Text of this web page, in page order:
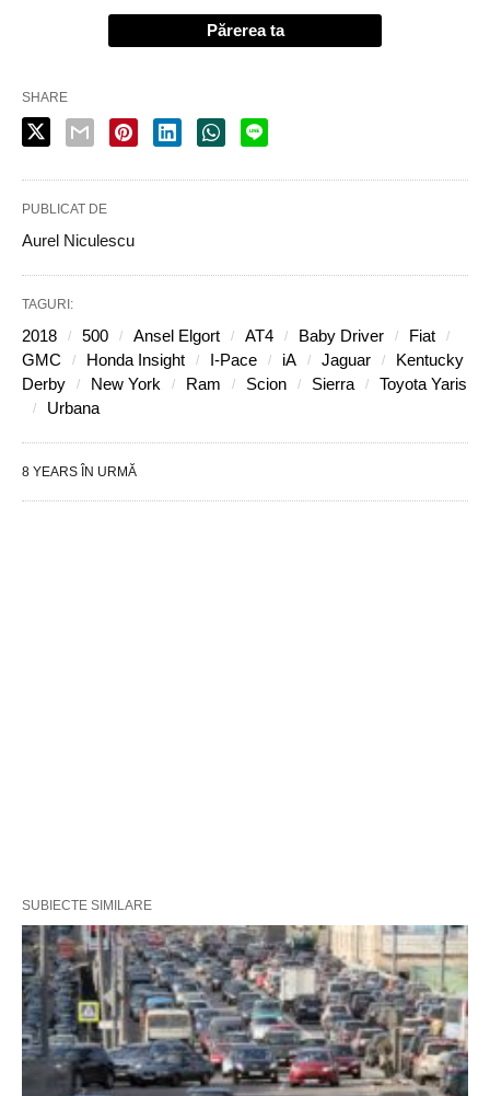
Părerea ta
SHARE
PUBLICAT DE
Aurel Niculescu
TAGURI:
2018 500 Ansel Elgort AT4 Baby Driver
Fiat
GMC
Honda Insight I-Pace iA Jaguar
Kentucky
Derby
New York Ram Scion Sierra
Toyota Yaris
Urbana
8 YEARS ÎN URMĂ
SUBIECTE SIMILARE